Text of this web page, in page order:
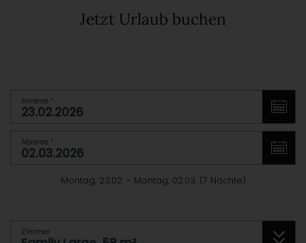
Jetzt Urlaub buchen
Anreise *
Abreise *
Montag, 23.02. - Montag, 02.03. (7 Nächte)
Zimmer